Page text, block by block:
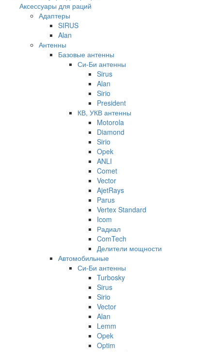
Аксессуары для раций
Адаптеры
SIRUS
Alan
Антенны
Базовые антенны
Си-Би антенны
Sirus
Alan
Sirio
President
КВ, УКВ антенны
Motorola
Diamond
Sirio
Opek
ANLI
Comet
Vector
AjetRays
Parus
Vertex Standard
Icom
Радиал
ComTech
Делители мощности
Автомобильные
Си-Би антенны
Turbosky
Sirus
Sirio
Vector
Alan
Lemm
Opek
Optim